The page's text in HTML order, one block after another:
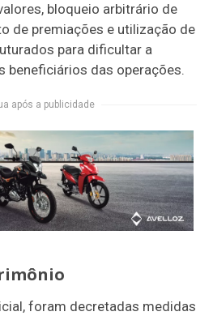
bloqueio arbitrário de
de premiações e utilização de
para dificultar a
beneficiários das operações.
após a publicidade
foram decretadas medidas